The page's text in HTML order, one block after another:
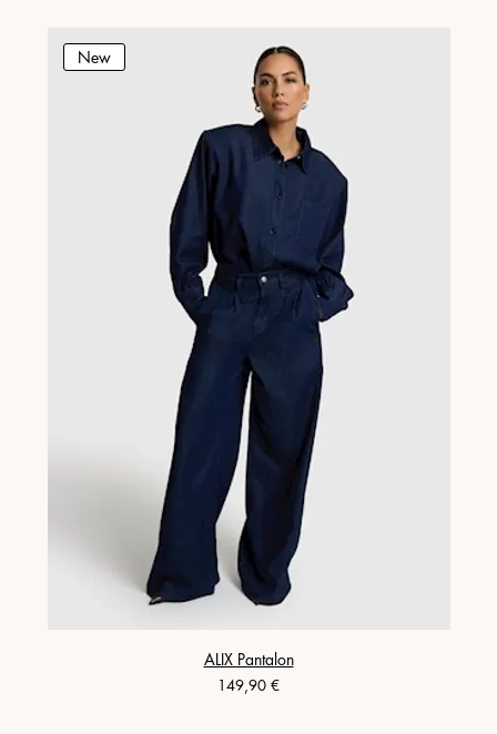
New
ALIX Pantalon
Prix
149,90 €